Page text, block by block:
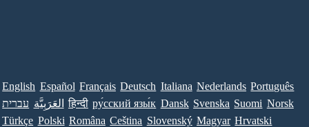
English Español Français Deutsch Italiana Nederlands Português
עברית العَرَبِيَّة हिन्दी ру́сский язы́к Dansk Svenska Suomi Norsk
Türkçe Polski Româna Ceština Slovenský Magyar Hrvatski